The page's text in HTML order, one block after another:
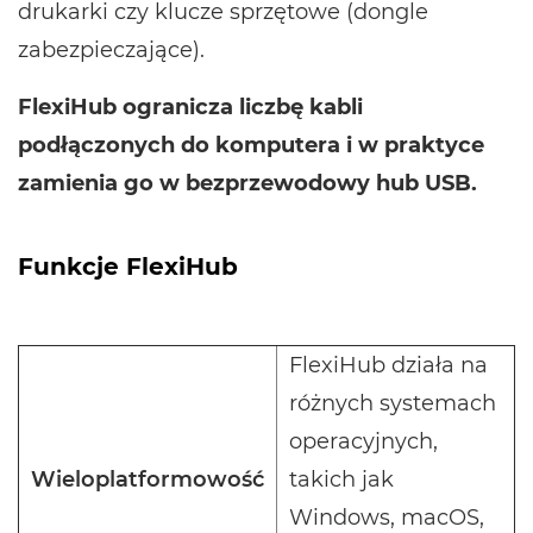
drukarki czy klucze sprzętowe (dongle
zabezpieczające).
FlexiHub ogranicza liczbę kabli
podłączonych do komputera i w praktyce
zamienia go w bezprzewodowy hub USB.
Funkcje FlexiHub
Wieloplatformowość
FlexiHub działa na
różnych systemach
operacyjnych,
takich jak
Windows, macOS,